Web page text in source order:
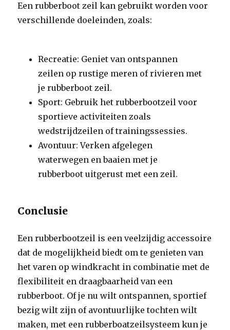
Een rubberboot zeil kan gebruikt worden voor
verschillende doeleinden, zoals:
Recreatie: Geniet van ontspannen
zeilen op rustige meren of rivieren met
je rubberboot zeil.
Sport: Gebruik het rubberbootzeil voor
sportieve activiteiten zoals
wedstrijdzeilen of trainingssessies.
Avontuur: Verken afgelegen
waterwegen en baaien met je
rubberboot uitgerust met een zeil.
Conclusie
Een rubberbootzeil is een veelzijdig accessoire
dat de mogelijkheid biedt om te genieten van
het varen op windkracht in combinatie met de
flexibiliteit en draagbaarheid van een
rubberboot. Of je nu wilt ontspannen, sportief
bezig wilt zijn of avontuurlijke tochten wilt
maken, met een rubberboatzeilsysteem kun je